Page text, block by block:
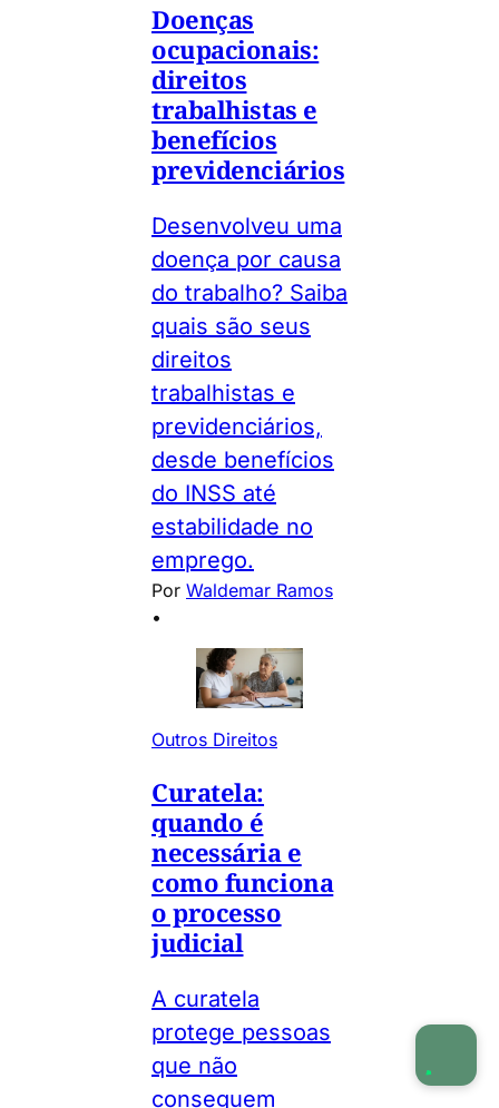
Doenças
ocupacionais:
direitos
trabalhistas e
benefícios
previdenciários
Desenvolveu uma
doença por causa
do trabalho? Saiba
quais são seus
direitos
trabalhistas e
previdenciários,
desde benefícios
do INSS até
estabilidade no
emprego.
Por Waldemar Ramos
•
Outros Direitos
Curatela:
quando é
necessária e
como funciona
o processo
judicial
A curatela
protege pessoas
que não
conseguem